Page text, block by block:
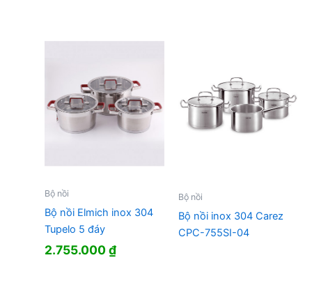
Bộ nồi
Bộ nồi Elmich inox 304
Tupelo 5 đáy
2.755.000₫
Bộ nồi
Bộ nồi inox 304 Carez
CPC-755SI-04